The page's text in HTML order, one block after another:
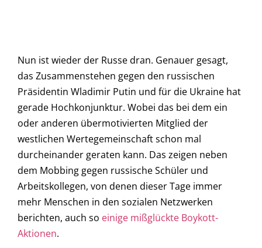
Nun ist wieder der Russe dran. Genauer gesagt,
das Zusammenstehen gegen den russischen
Präsidentin Wladimir Putin und für die Ukraine hat
gerade Hochkonjunktur. Wobei das bei dem ein
oder anderen übermotivierten Mitglied der
westlichen Wertegemeinschaft schon mal
durcheinander geraten kann. Das zeigen neben
dem Mobbing gegen russische Schüler und
Arbeitskollegen, von denen dieser Tage immer
mehr Menschen in den sozialen Netzwerken
berichten, auch so einige mißglückte Boykott-
Aktionen.